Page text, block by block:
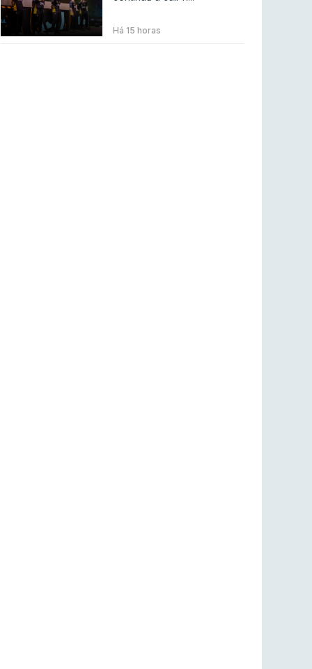
BLAST Bounty S2 na RTP Arena: Regressa o
melhor Counter-Strike
Há 15 horas